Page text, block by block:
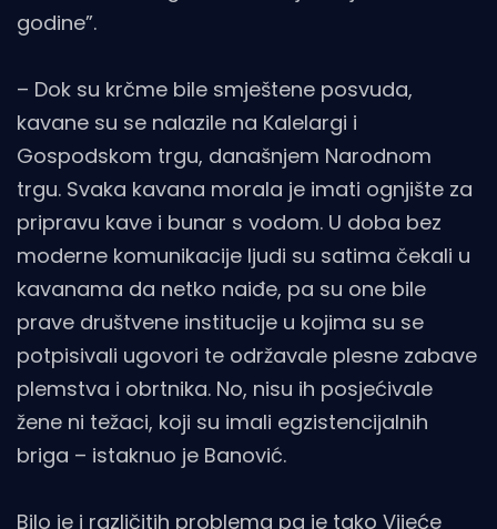
godine”.
– Dok su krčme bile smještene posvuda,
kavane su se nalazile na Kalelargi i
Gospodskom trgu, današnjem Narodnom
trgu. Svaka kavana morala je imati ognjište za
pripravu kave i bunar s vodom. U doba bez
moderne komunikacije ljudi su satima čekali u
kavanama da netko naiđe, pa su one bile
prave društvene institucije u kojima su se
potpisivali ugovori te održavale plesne zabave
plemstva i obrtnika. No, nisu ih posjećivale
žene ni težaci, koji su imali egzistencijalnih
briga – istaknuo je Banović.
Bilo je i različitih problema pa je tako Vijeće